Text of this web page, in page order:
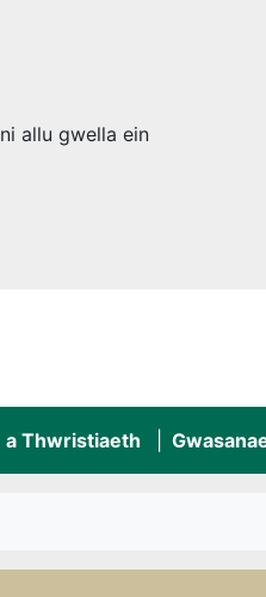
allu gwella ein
a Thwristiaeth